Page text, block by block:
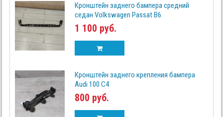
Кронштейн заднего бампера средний
седан Volkswagen Passat B6
1 100 руб.
Кронштейн заднего крепления бампера
Audi 100 C4
800 руб.